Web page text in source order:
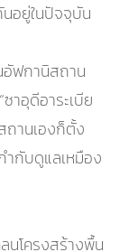
นอยู่ในปัจจุบัน
ฟกานิสถาน
าอุดีอาระเบีย
ถานเองก็ตั้ง
ำกับดูแลเหมือง
นโครงสร้างพื้น